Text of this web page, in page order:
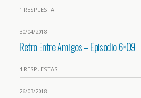
1 RESPUESTA
30/04/2018
Retro Entre Amigos – Episodio 6×09
4 RESPUESTAS
26/03/2018